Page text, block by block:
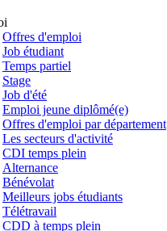
Offres d'emploi
Job étudiant
Temps partiel
Stage
Job d'été
Emploi jeune diplômé(e)
Offres d'emploi par département
Les secteurs d'activité
CDI temps plein
Alternance
Bénévolat
Meilleurs jobs étudiants
Télétravail
CDD à temps plein